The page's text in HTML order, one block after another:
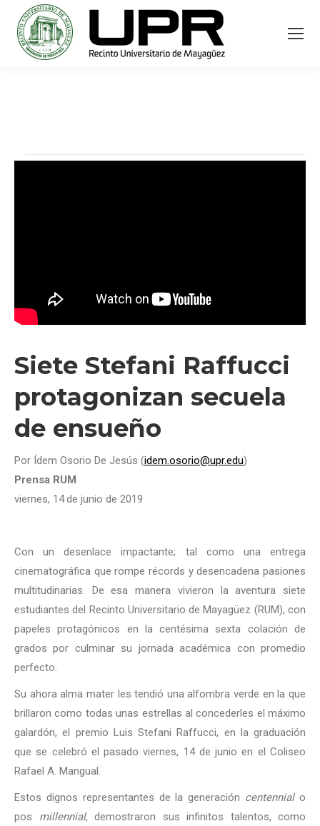
Siete Stefani Raffucci
protagonizan secuela
de ensueño
Por Ídem Osorio De Jesús (idem.osorio@upr.edu)
Prensa RUM
viernes, 14de junio de 2019
Con un desenlace impactante; tal como una entrega
cinematográfica que rompe récords y desencadena pasiones
multitudinarias. De esa manera vivieron la aventura siete
estudiantes del Recinto Universitario de Mayagüez (RUM), con
papeles protagónicos en la centésima sexta colación de
grados por culminar su jornada académica con promedio
perfecto.
Su ahora alma mater les tendió una alfombra verde en la que
brillaron como todas unas estrellas al concederles el máximo
galardón, el premio Luis Stefani Raffucci, en la graduación
que se celebró el pasado viernes, 14 de junio en el Coliseo
Rafael A. Mangual.
Estos dignos representantes de la generación centennialo
pos millennial, demostraron sus infinitos talentos, como